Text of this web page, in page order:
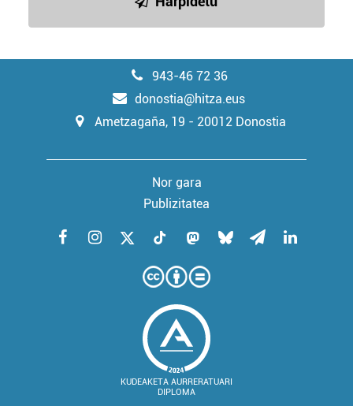
943-46 72 36
donostia@hitza.eus
Ametzagaña, 19 - 20012 Donostia
Nor gara
Publizitatea
KUDEAKETA AURRERATUARI
DIPLOMA